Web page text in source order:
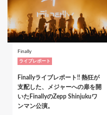
Finally
ライブレポート
Finallyライブレポート!! 熱狂が
支配した、メジャーへの扉を開
いたFinallyのZepp Shinjukuワ
ンマン公演。